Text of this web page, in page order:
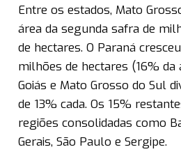
Entre os estados, Mato
área da segunda safra de
de hectares. O Paraná
milhões de hectares (16% da
Goiás e Mato Grosso do Sul
de 13% cada. Os 15%
regiões consolidadas como
Gerais, São Paulo e Sergipe.